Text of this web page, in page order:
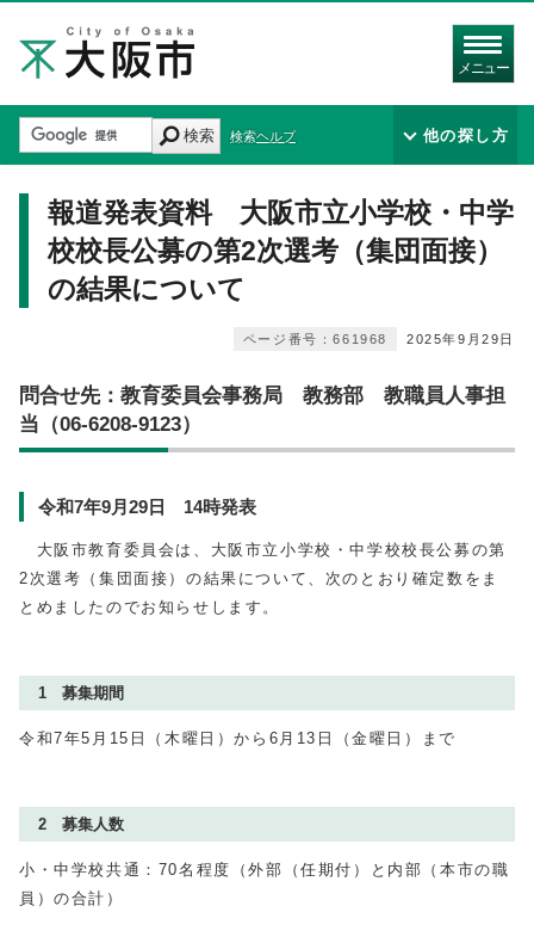
メニュー
検索 検索ヘルプ 他の探し方
報道発表資料 大阪市立小学校・中学
校校長公募の第2次選考（集団面接）
の結果について
2025年9月29日
ページ番号：661968
問合せ先：教育委員会事務局 教務部 教職員人事担
当（06-6208-9123）
令和7年9月29日 14時発表
大阪市教育委員会は、大阪市立小学校・中学校校長公募の第
2次選考（集団面接）の結果について、次のとおり確定数をま
とめましたのでお知らせします。
1 募集期間
令和7年5月15日（木曜日）から6月13日（金曜日）まで
2 募集人数
小・中学校共通：70名程度（外部（任期付）と内部（本市の職
員）の合計）